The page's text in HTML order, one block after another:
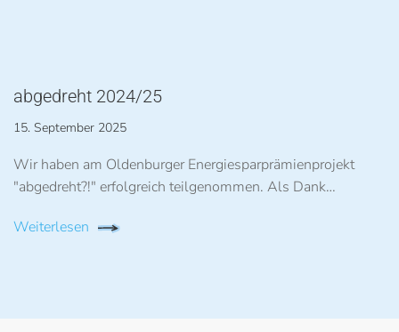
abgedreht 2024/25
15. September 2025
Wir haben am Oldenburger Energiesparprämienprojekt
"abgedreht?!" erfolgreich teilgenommen. Als Dank…
Weiterlesen